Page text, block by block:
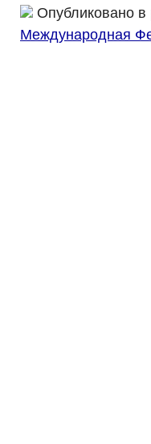
Опубликовано в
Международная